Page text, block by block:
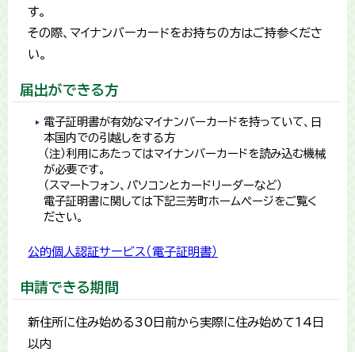
す。
その際、マイナンバーカードをお持ちの方はご持参くださ
い。
届出ができる方
電子証明書が有効なマイナンバーカードを持っていて、日
本国内での引越しをする方
（注）利用にあたってはマイナンバーカードを読み込む機械
が必要です。
（スマートフォン、パソコンとカードリーダーなど）
電子証明書に関しては下記三芳町ホームページをご覧く
ださい。​
公的個人認証サービス（電子証明書）
申請できる期間
新住所に住み始める30日前から実際に住み始めて14日
以内